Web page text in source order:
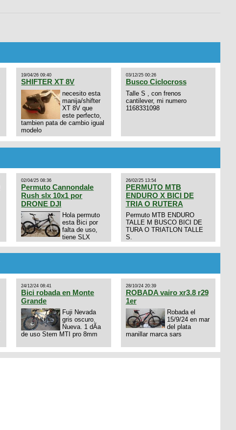
19/04/26 09:40
SHIFTER XT 8V
necesito esta
manija/shifter
XT 8V que
este perfecto,
tambien pata de cambio igual
modelo
03/12/25 00:26
Busco Ciclocross
Talle S , con frenos
cantilever, mi numero
1168331098
02/04/25 08:36
Permuto Cannondale
Rush slx 10x1 por
DRONE DJI
Hola permuto
esta Bici por
falta de uso,
tiene SLX
Horquilla Axon tope de gama
por drone de la marca Dji, les
interesa 3434568861 saludos
26/02/25 13:54
PERMUTO MTB
ENDURO X BICI DE
TRIA O RUTERA
Permuto MTB ENDURO
TALLE M BUSCO BICI DE
TURA O TRIATLON TALLE
S.
24/12/24 08:41
Bici robada en Monte
Grande
Fuji Nevada
gris oscuro.
Nueva. 1 dÃ­a
de uso Stem MTI pro 8mm
28/10/24 20:39
ROBADA vairo xr3.8 r29
1er
Robada el
15/9/24 en mar
del plata
manillar marca sars